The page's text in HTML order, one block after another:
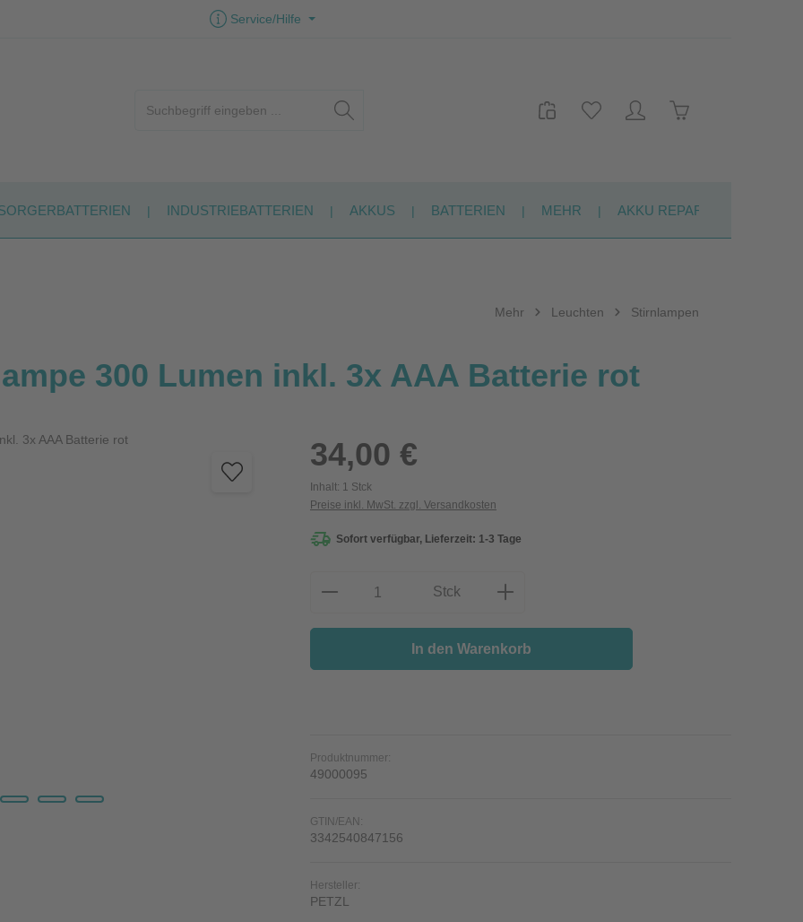
Service/Hilfe
INDUSTRIEBATTERIEN AKKUS BATTERIEN MEHR AKKU REPARATUR
Mehr Leuchten Stirnlampen
300 Lumen inkl. 3x AAA Batterie rot
34,00 €
Inhalt: 1 Stck
Preise inkl. MwSt. zzgl. Versandkosten
Sofort verfügbar, Lieferzeit: 1-3 Tage
Produkt Anzahl: Gib den gewünschten Wert ein
Stck
In den Warenkorb
Produktnummer:
49000095
GTIN/EAN:
3342540847156
Hersteller:
PETZL